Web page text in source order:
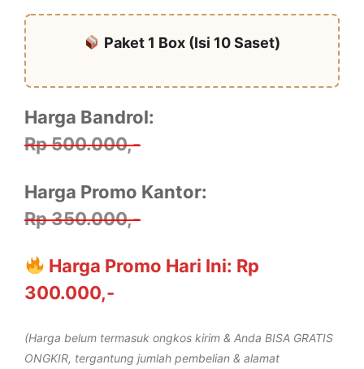
Paket 1 Box (Isi 10 Saset)
Harga Bandrol:
Rp 500.000,-
Harga Promo Kantor:
Rp 350.000,-
Harga Promo Hari Ini: Rp
300.000,-
(Harga belum termasuk ongkos kirim & Anda BISA GRATIS
ONGKIR, tergantung jumlah pembelian & alamat